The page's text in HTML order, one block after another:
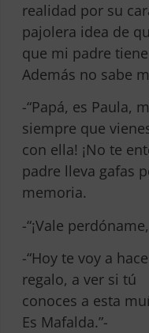
realidad por su
pajolera idea de
que mi padre
Además no sabe
-“Papá, es Paula,
siempre que
con ella! ¡No te
padre lleva gafas
memoria.
-“¡Vale
-“Hoy te voy a
regalo, a ver si tú
conoces a esta
Es Mafalda.”-